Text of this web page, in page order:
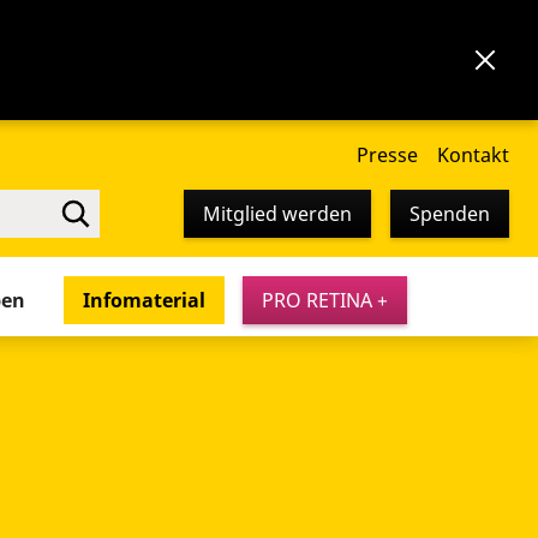
Presse Kontakt
Mitglied werden Spenden
Infomaterial PRO RETINA +